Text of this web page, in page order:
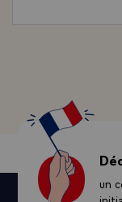
CAPITALE. MAIS
PHILADELPHIE
SE REUNIT LE
QUE COMMENCE
L'AMERIQUE £
PLUS TARD, LES
LA
LES ETATS-
un